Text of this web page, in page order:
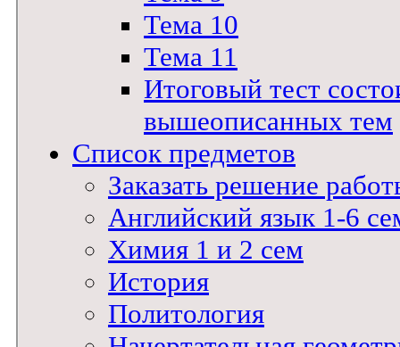
Тема 10
Тема 11
Итоговый тест
вышеописанных тем
Список предметов
Заказать решение
Английский язык 1-6
Химия 1 и 2 сем
История
Политология